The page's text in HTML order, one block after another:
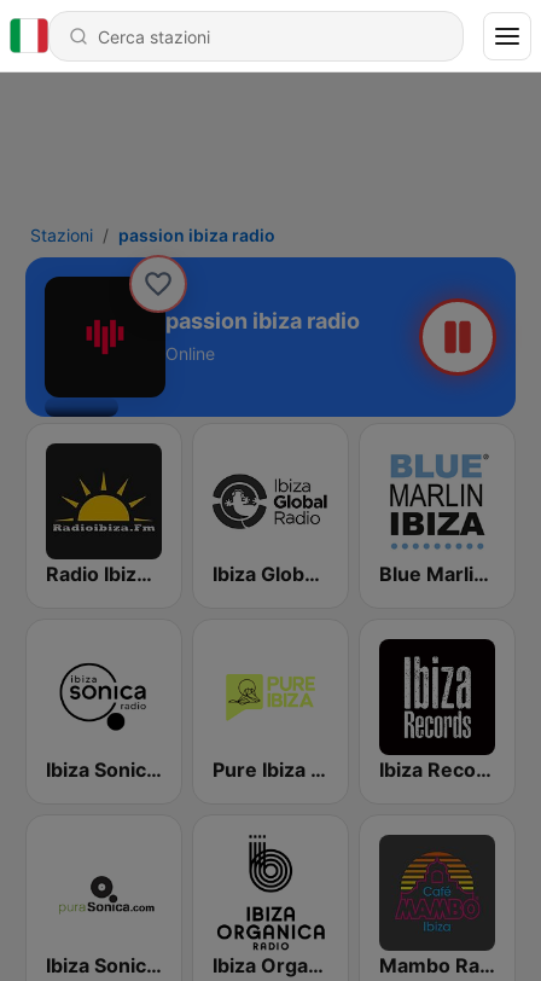
Stazioni passion ibiza radio
passion ibiza radio
Online
Radio Ibiza FM Ibiza Global Radio Blue Marlin Ibiza Radio
Ibiza Sonica Radio Pure Ibiza Radio Ibiza Records
Ibiza Sonica - puraSonica.com Ibiza Organica Radio Mambo Radio